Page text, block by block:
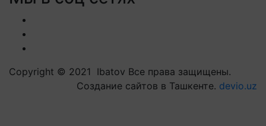
Copyright © 2021 Ibatov Все права защищены.
Создание сайтов в Ташкенте. devio.uz